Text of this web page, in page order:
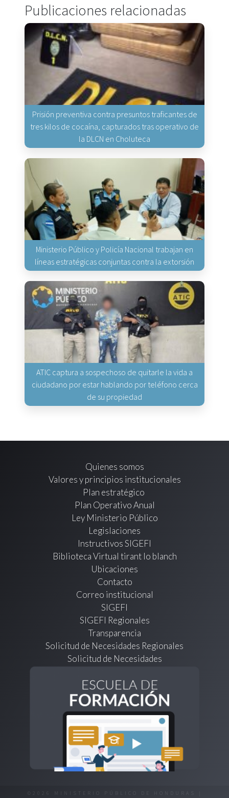
Publicaciones relacionadas
Prisión preventiva contra presuntos traficantes de
tres kilos de cocaína, capturados tras operativo de
la DLCN en Choluteca
Ministerio Público y Policía Nacional trabajan en
líneas estratégicas conjuntas contra la extorsión
ATIC captura a sospechoso de quitarle la vida a
ciudadano por estar hablando por teléfono cerca
de su propiedad
Quienes somos
Valores y principios institucionales
Plan estratégico
Plan Operativo Anual
Ley Ministerio Público
Legislaciones
Instructivos SIGEFI
Biblioteca Virtual tirant lo blanch
Ubicaciones
Contacto
Correo institucional
SIGEFI
SIGEFI Regionales
Transparencia
Solicitud de Necesidades Regionales
Solicitud de Necesidades
©2026 MINISTERIO PÚBLICO DE HONDURAS |